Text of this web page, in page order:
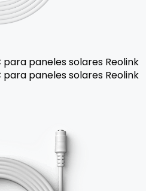
paneles solares Reolink
paneles solares Reolink